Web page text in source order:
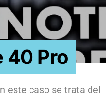
40 Pro
este caso se trata del